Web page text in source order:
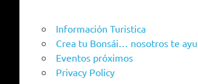
Información Turistica
Crea tu Bonsái… nosotros te
Eventos próximos
Privacy Policy